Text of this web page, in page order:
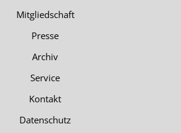
Mitgliedschaft
Presse
Archiv
Service
Kontakt
Datenschutz